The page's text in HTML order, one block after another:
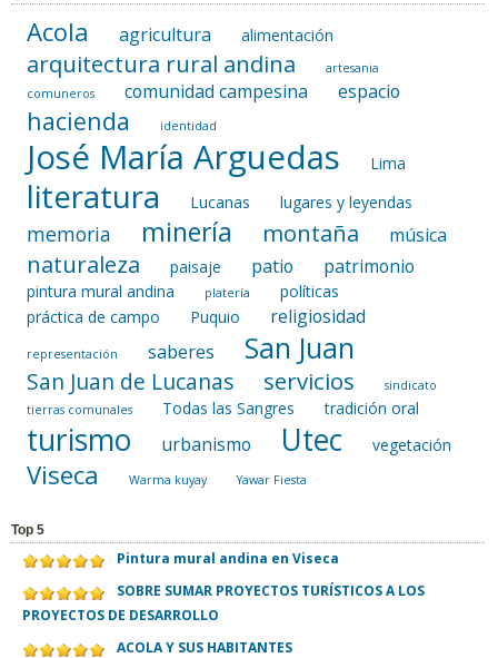
Acola agricultura alimentación
arquitectura rural andina
artesania
comuneros
comunidad campesina espacio
hacienda identidad
José María Arguedas Lima
literatura Lucanas lugares y leyendas
memoria minería montaña música
naturaleza paisaje patio patrimonio
pintura mural andina platería
políticas
práctica de campo
Puquio religiosidad
representación saberes San Juan
San Juan de Lucanas servicios
sindicato
tierras comunales
Todas las Sangres tradición oral
turismo urbanismo Utec vegetación
Viseca Warma kuyay Yawar Fiesta
Top 5
Pintura mural andina en Viseca
SOBRE SUMAR PROYECTOS TURÍSTICOS A LOS
PROYECTOS DE DESARROLLO
ACOLA Y SUS HABITANTES